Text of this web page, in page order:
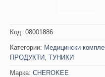
Код: 08001886
Категории: Медицински
ПРОДУКТИ ТУНИКИ
Марка: CHEROKEE